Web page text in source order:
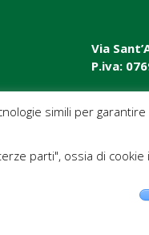
Via
P.iva:
“Ragazzi
simili per
parti", ossia di